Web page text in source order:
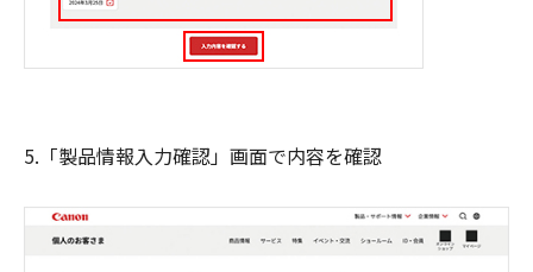
5.「製品情報入力確認」画面で内容を確認